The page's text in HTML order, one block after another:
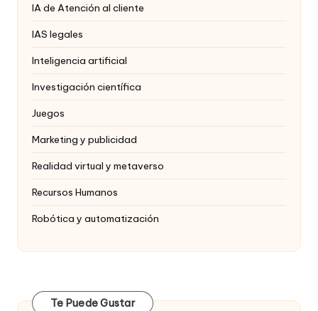
IA de Atención al cliente
IAS legales
Inteligencia artificial
Investigación científica
Juegos
Marketing y publicidad
Realidad virtual y metaverso
Recursos Humanos
Robótica y automatización
Te Puede Gustar